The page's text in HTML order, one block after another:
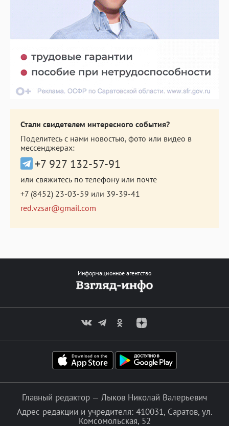
Стали свидетелем интересного события?
Поделитесь с нами новостью, фото или видео в
мессенджерах:
+7 927 132-57-91
или свяжитесь по телефону или почте
+7 (8452) 23-03-59 или 39-39-41
red.vzsar@gmail.com
Информационное агентство
Главный редактор — Лыков Николай Валерьевич
Адрес редакции и учредителя: 410031, Саратов, ул.
Комсомольская, 52